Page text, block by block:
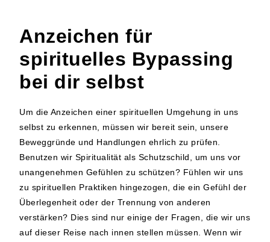
Anzeichen für
spirituelles Bypassing
bei dir selbst
Um die Anzeichen einer spirituellen Umgehung in uns
selbst zu erkennen, müssen wir bereit sein, unsere
Beweggründe und Handlungen ehrlich zu prüfen.
Benutzen wir Spiritualität als Schutzschild, um uns vor
unangenehmen Gefühlen zu schützen? Fühlen wir uns
zu spirituellen Praktiken hingezogen, die ein Gefühl der
Überlegenheit oder der Trennung von anderen
verstärken? Dies sind nur einige der Fragen, die wir uns
auf dieser Reise nach innen stellen müssen. Wenn wir